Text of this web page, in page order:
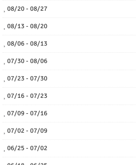
08/20 - 08/27
08/13 - 08/20
08/06 - 08/13
07/30 - 08/06
07/23 - 07/30
07/16 - 07/23
07/09 - 07/16
07/02 - 07/09
06/25 - 07/02